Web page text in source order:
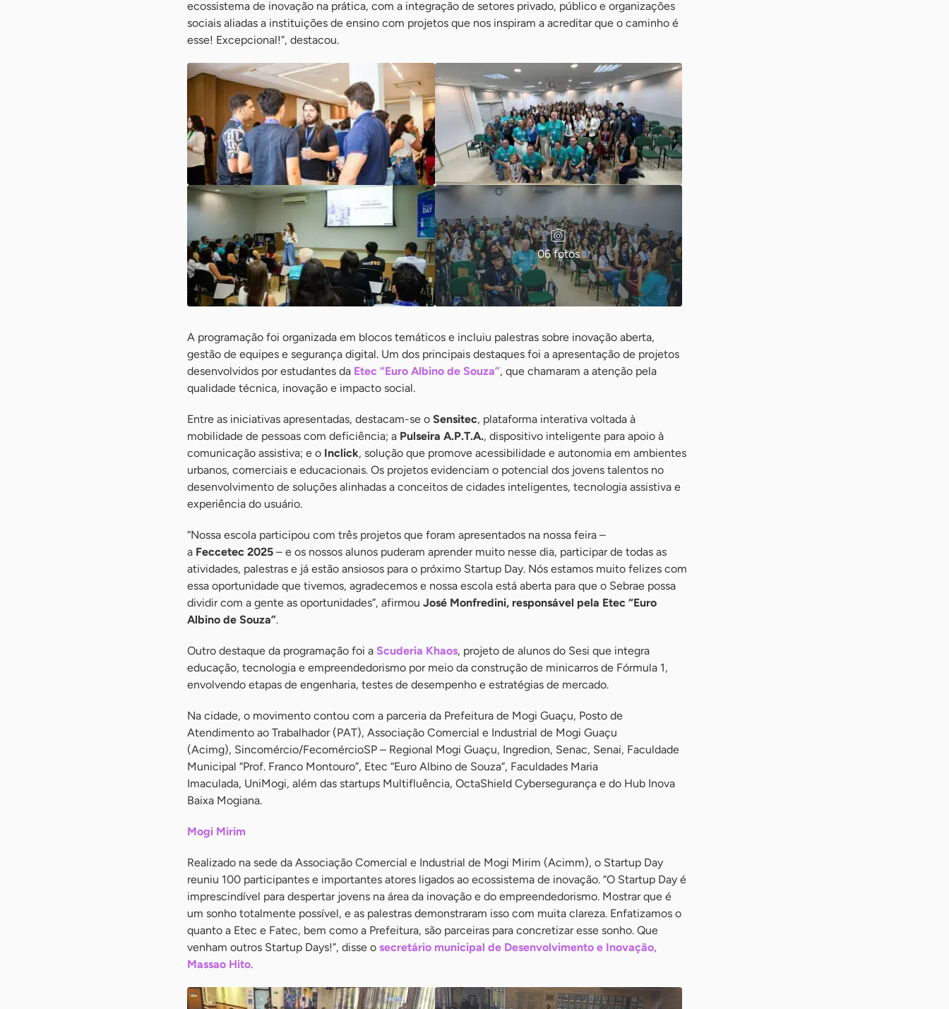
ecossistema de inovação na prática, com a integração de setores privado, público e organizações
sociais aliadas a instituições de ensino com projetos que nos inspiram a acreditar que o caminho é
esse! Excepcional!”, destacou.
06 fotos
A programação foi organizada em blocos temáticos e incluiu palestras sobre inovação aberta,
gestão de equipes e segurança digital. Um dos principais destaques foi a apresentação de projetos
desenvolvidos por estudantes da Etec “Euro Albino de Souza”, que chamaram a atenção pela
qualidade técnica, inovação e impacto social.
Entre as iniciativas apresentadas, destacam-se o Sensitec, plataforma interativa voltada à
mobilidade de pessoas com deficiência; a Pulseira A.P.T.A., dispositivo inteligente para apoio à
comunicação assistiva; e o Inclick, solução que promove acessibilidade e autonomia em ambientes
urbanos, comerciais e educacionais. Os projetos evidenciam o potencial dos jovens talentos no
desenvolvimento de soluções alinhadas a conceitos de cidades inteligentes, tecnologia assistiva e
experiência do usuário.
“Nossa escola participou com três projetos que foram apresentados na nossa feira –
a Feccetec 2025 – e os nossos alunos puderam aprender muito nesse dia, participar de todas as
atividades, palestras e já estão ansiosos para o próximo Startup Day. Nós estamos muito felizes com
essa oportunidade que tivemos, agradecemos e nossa escola está aberta para que o Sebrae possa
dividir com a gente as oportunidades”, afirmou José Monfredini, responsável pela Etec “Euro
Albino de Souza”.
Outro destaque da programação foi a Scuderia Khaos, projeto de alunos do Sesi que integra
educação, tecnologia e empreendedorismo por meio da construção de minicarros de Fórmula 1,
envolvendo etapas de engenharia, testes de desempenho e estratégias de mercado.
Na cidade, o movimento contou com a parceria da Prefeitura de Mogi Guaçu, Posto de
Atendimento ao Trabalhador (PAT), Associação Comercial e Industrial de Mogi Guaçu
(Acimg), Sincomércio/FecomércioSP – Regional Mogi Guaçu, Ingredion, Senac, Senai, Faculdade
Municipal “Prof. Franco Montouro”, Etec “Euro Albino de Souza”, Faculdades Maria
Imaculada, UniMogi, além das startups Multifluência, OctaShield Cybersegurança e do Hub Inova
Baixa Mogiana.
Mogi Mirim
Realizado na sede da Associação Comercial e Industrial de Mogi Mirim (Acimm), o Startup Day
reuniu 100 participantes e importantes atores ligados ao ecossistema de inovação. “O Startup Day é
imprescindível para despertar jovens na área da inovação e do empreendedorismo. Mostrar que é
um sonho totalmente possível, e as palestras demonstraram isso com muita clareza. Enfatizamos o
quanto a Etec e Fatec, bem como a Prefeitura, são parceiras para concretizar esse sonho. Que
venham outros Startup Days!”, disse o secretário municipal de Desenvolvimento e Inovação,
Massao Hito.